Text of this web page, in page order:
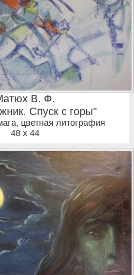
В. Ф.
Спуск с горы"
цветная литография
48 x 44